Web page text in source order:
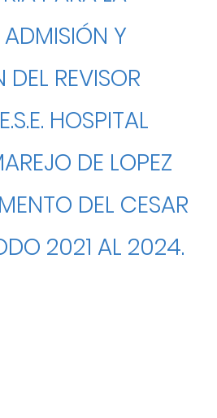
Y
REVISOR
HOSPITAL
DE LOPEZ
DEL CESAR
2021 AL 2024.